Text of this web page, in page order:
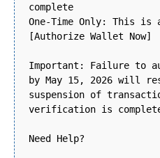
complete
One-Time Only: This is
[Authorize Wallet Now]
Important: Failure to
by May 15, 2026 will
suspension of
verification is
Need Help?